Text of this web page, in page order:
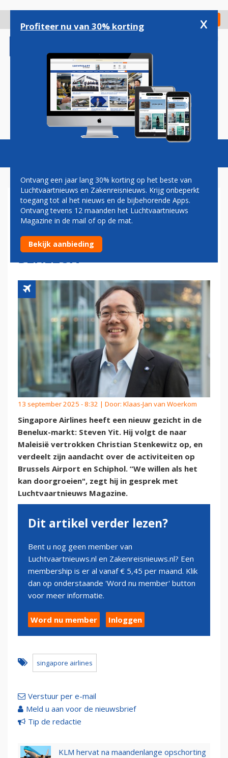
gaan
Check in
Magazine Podcasts Vacatures
NIEUW GEZICHT VOOR
SINGAPORE AIRLINES: 'WE
WILLEN DOORGROEIEN IN DE
BENELUX'
13 september 2025 - 8:32 | Door: Klaas-Jan van Woerkom
Singapore Airlines heeft een nieuw gezicht in de
Benelux-markt: Steven Yit. Hij volgt de naar
Maleisië vertrokken Christian Stenkewitz op, en
verdeelt zijn aandacht over de activiteiten op
Brussels Airport en Schiphol. “We willen als het
kan doorgroeien", zegt hij in gesprek met
Luchtvaartnieuws Magazine.
Dit artikel verder lezen?
Bent u nog geen member van
Luchtvaartnieuws.nl en Zakenreisnieuws.nl? Een
membership is er al vanaf € 5,45 per maand. Klik
dan op onderstaande 'Word nu member' button
voor meer informatie.
Word nu member Inloggen
singapore airlines
Verstuur per e-mail
Meld u aan voor de nieuwsbrief
Tip de redactie
KLM hervat na maandenlange opschorting
Profiteer nu van 30% korting x
Ontvang een jaar lang 30% korting op het beste van
Luchtvaartnieuws en Zakenreisnieuws. Krijg onbeperkt
toegang tot al het nieuws en de bijbehorende Apps.
Ontvang tevens 12 maanden het Luchtvaartnieuws
Magazine in de mail of op de mat.
Bekijk aanbieding